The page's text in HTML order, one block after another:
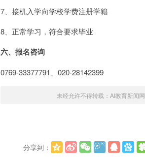
7、接机入学向学校学费注册学籍
8、正常学习，符合要求毕业
六、报名咨询
0769-33377791、020-28142399
未经允许不得转载： AI教育新闻网
分享到：